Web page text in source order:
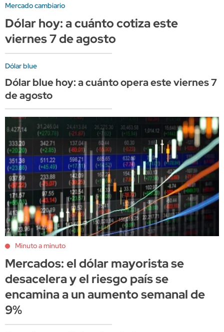
Mercado cambiario
Dólar hoy: a cuánto cotiza este
viernes 7 de agosto
Dólar blue
Dólar blue hoy: a cuánto opera este viernes 7
de agosto
Minuto a minuto
Mercados: el dólar mayorista se
desacelera y el riesgo país se
encamina a un aumento semanal de
9%